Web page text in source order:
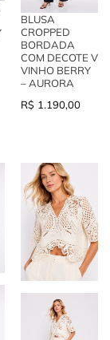
BLUSA
CROPPED
BORDADA
COM DECOTE V
VINHO BERRY
– AURORA
R$ 1.190,00